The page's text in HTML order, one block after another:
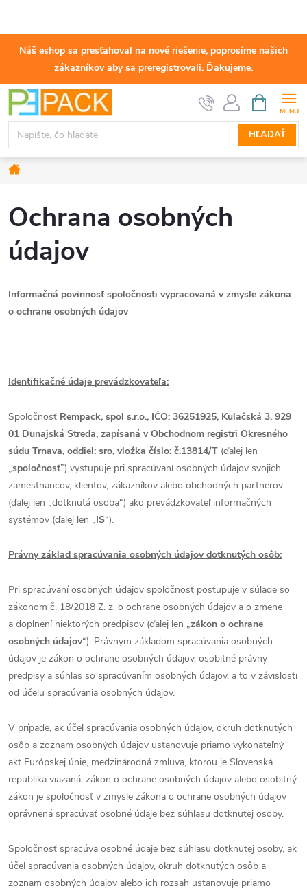
Náš eshop sa presťahoval na nové riešenie, poprosíme našich
zákazníkov aby sa preregistrovali. Ďakujeme.
Prejsť
obsah
HĽADAŤ
KOŠÍK
Domov
Ochrana osobných
údajov
Informačná povinnosť spoločnosti vypracovaná v zmysle zákona
o ochrane osobných údajov
Identifikačné údaje prevádzkovateľa:
Spoločnosť Rempack, spol s.r.o., IČO: 36251925, Kulačská 3, 929
01 Dunajská Streda, zapísaná v Obchodnom registri Okresného
súdu Trnava, oddiel: sro, vložka číslo: č.13814/T (ďalej len
„spoločnosť”) vystupuje pri spracúvaní osobných údajov svojich
zamestnancov, klientov, zákazníkov alebo obchodných partnerov
(ďalej len „dotknutá osoba“) ako prevádzkovateľ informačných
systémov (ďalej len „IS“).
Právny základ spracúvania osobných údajov dotknutých osôb:
Pri spracúvaní osobných údajov spoločnosť postupuje v súlade so
zákonom č. 18/2018 Z. z. o ochrane osobných údajov a o zmene
a doplnení niektorých predpisov (ďalej len „zákon o ochrane
osobných údajov“). Právnym základom spracúvania osobných
údajov je zákon o ochrane osobných údajov, osobitné právny
predpisy a súhlas so spracúvaním osobných údajov, a to v závislosti
od účelu spracúvania osobných údajov.
V prípade, ak účel spracúvania osobných údajov, okruh dotknutých
osôb a zoznam osobných údajov ustanovuje priamo vykonateľný
akt Európskej únie, medzinárodná zmluva, ktorou je Slovenská
republika viazaná, zákon o ochrane osobných údajov alebo osobitný
zákon je spoločnosť v zmysle zákona o ochrane osobných údajov
oprávnená spracúvať osobné údaje bez súhlasu dotknutej osoby.
Spoločnosť spracúva osobné údaje bez súhlasu dotknutej osoby, ak
účel spracúvania osobných údajov, okruh dotknutých osôb a
zoznam osobných údajov alebo ich rozsah ustanovuje priamo